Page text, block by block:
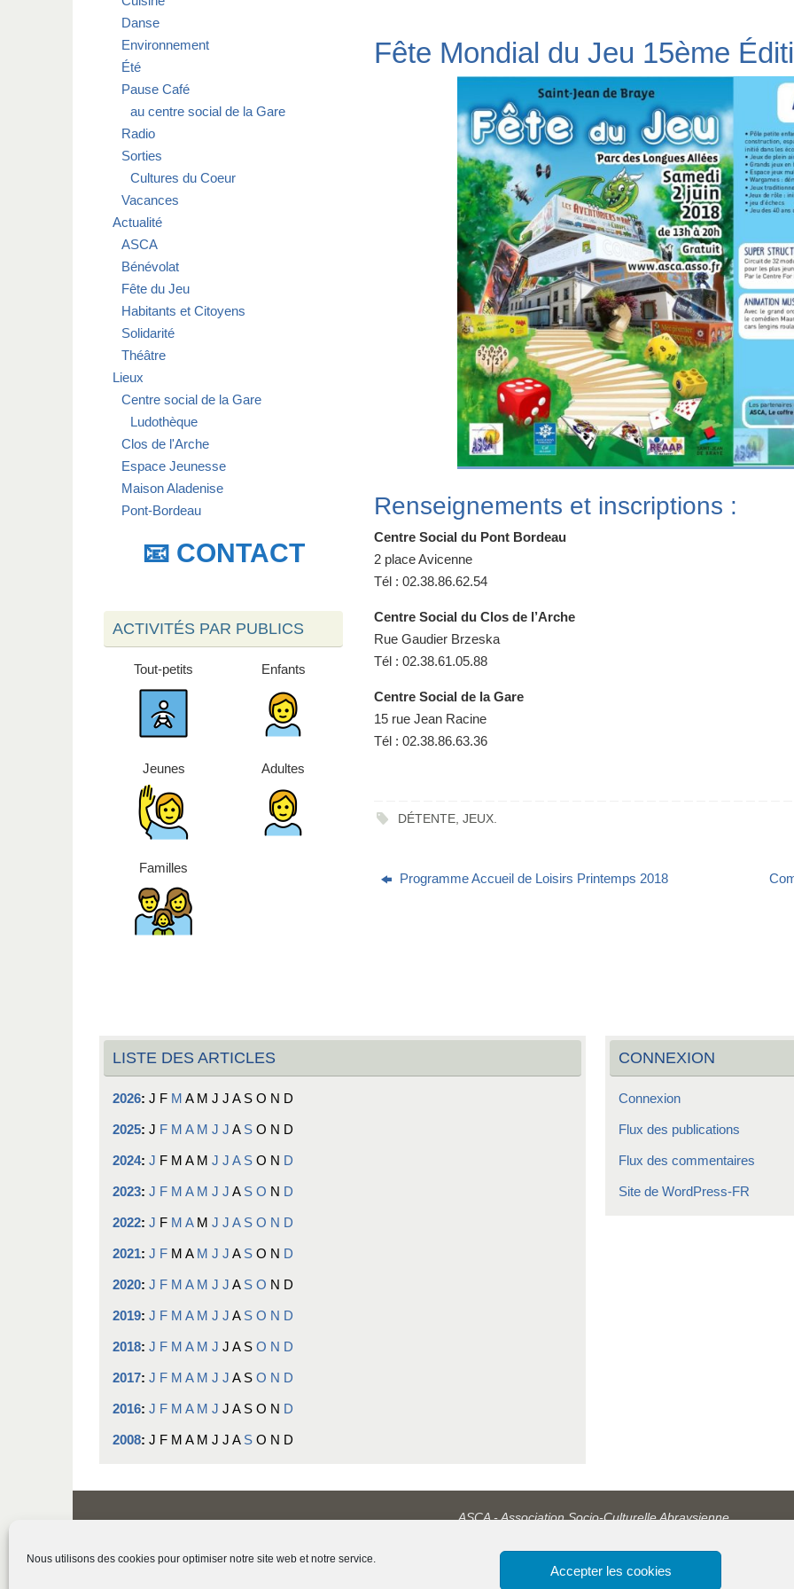
Nous utilisons des cookies pour optimiser notre site web et notre service.
Accepter les cookies
Fête Mondial du Jeu 15ème
Renseignements et inscriptions :
Centre Social du Pont Bordeau
2 place Avicenne
Tél : 02.38.86.62.54
Centre Social du Clos de l’Arche
Rue Gaudier Brzeska
Tél : 02.38.61.05.88
Centre Social de la Gare
15 rue Jean Racine
Tél : 02.38.86.63.36
DÉTENTE,JEUX.
Programme Accueil de Loisirs Printemps 2018
Danse
Environnement
Été
Pause Café
au centre social de la Gare
Radio
Sorties
Cultures du Coeur
Vacances
Actualité
ASCA
Bénévolat
Fête du Jeu
Habitants et Citoyens
Solidarité
Théâtre
Lieux
Centre social de la Gare
Ludothèque
Clos de l'Arche
Espace Jeunesse
Maison Aladenise
Pont-Bordeau
📧 CONTACT
ACTIVITÉS PAR PUBLICS
Tout-petits Enfants
Jeunes Adultes
Familles
LISTE DES ARTICLES
2026: J F M A M J J A S O N D
2025: J F M A M J J A S O N D
2024: J F M A M J J A S O N D
2023: J F M A M J J A S O N D
2022: J F M A M J J A S O N D
2021: J F M A M J J A S O N D
2020: J F M A M J J A S O N D
2019: J F M A M J J A S O N D
2018: J F M A M J J A S O N D
2017: J F M A M J J A S O N D
2016: J F M A M J J A S O N D
2008: J F M A M J J A S O N D
CONNEXION
Connexion
Flux des publications
Flux des commentaires
Site de WordPress-FR
ASCA - Association Socio-Culturelle Abraysienne.